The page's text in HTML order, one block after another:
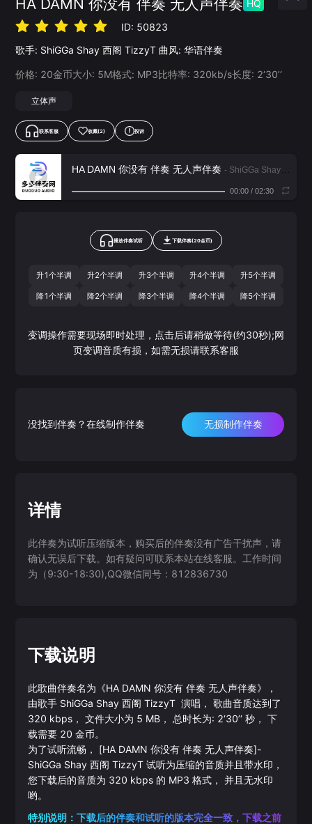
HA DAMN 你没有 伴奏 无人声伴奏 HQ
ID: 50823
歌手: ShiGGa Shay 西阁 TizzyT 曲风: 华语伴奏
价格: 20金币大小: 5M格式: MP3比特率: 320kb/s长度: 2‘30’‘
立体声
联系客服 收藏(2) 投诉
HA DAMN 你没有 伴奏 无人声伴奏 - ShiGGa Shay 西阁,TizzyT
00:00/ 02:30
播放伴奏试听 下载伴奏(20金币)
升1个半调 升2个半调 升3个半调 升4个半调 升5个半调
降1个半调 降2个半调 降3个半调 降4个半调 降5个半调
变调操作需要现场即时处理，点击后请稍做等待(约30秒);网
页变调音质有损，如需无损请联系客服
没找到伴奏？在线制作伴奏 无损制作伴奏
详情
此伴奏为试听压缩版本，购买后的伴奏没有广告干扰声，请
确认无误后下载。如有疑问可联系本站在线客服。工作时间
为（9:30-18:30),QQ微信同号：812836730
下载说明
此歌曲伴奏名为《HA DAMN 你没有 伴奏 无人声伴奏》，
由歌手 ShiGGa Shay 西阁 TizzyT 演唱， 歌曲音质达到了
320 kbps， 文件大小为 5 MB， 总时长为: 2‘30’‘秒， 下
载需要 20 金币。
为了试听流畅， [HA DAMN 你没有 伴奏 无人声伴奏]-
ShiGGa Shay 西阁 TizzyT 试听为压缩的音质并且带水印，
您下载后的音质为 320 kbps 的 MP3 格式， 并且无水印
哟。
特别说明：下载后的伴奏和试听的版本完全一致，下载之前